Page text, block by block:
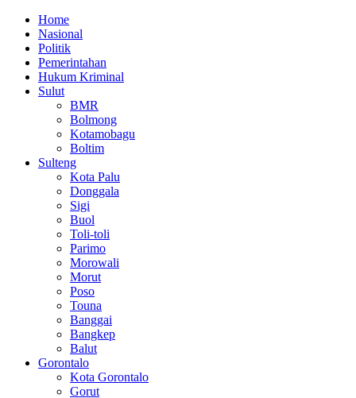
Home
Nasional
Politik
Pemerintahan
Hukum Kriminal
Sulut
BMR
Bolmong
Kotamobagu
Boltim
Sulteng
Kota Palu
Donggala
Sigi
Buol
Toli-toli
Parimo
Morowali
Morut
Poso
Touna
Banggai
Bangkep
Balut
Gorontalo
Kota Gorontalo
Gorut